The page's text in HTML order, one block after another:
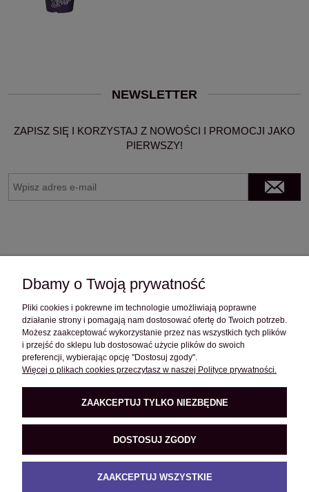
NEWSLETTER
ZAPISZ SIĘ I KORZYSTAJ Z NOWOŚCI I PROMOCJI JAKO
PIERWSZY!
OBSŁUGA KLIENTA
POMOC
O FIRMIE
PRODUKTY
Dbamy o Twoją prywatność
Pliki cookies i pokrewne im technologie umożliwiają poprawne
działanie strony i pomagają nam dostosować ofertę do Twoich potrzeb.
Możesz zaakceptować wykorzystanie przez nas wszystkich tych plików
i przejść do sklepu lub dostosować użycie plików do swoich
preferencji, wybierając opcję "Dostosuj zgody".
Więcej o plikach cookies przeczytasz w naszej Polityce prywatności.
ZAAKCEPTUJ TYLKO NIEZBĘDNE
DOSTOSUJ ZGODY
ZAAKCEPTUJ WSZYSTKIE